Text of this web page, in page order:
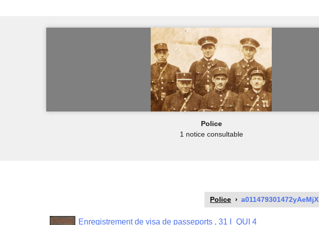
Police
1 notice consultable
Police a011479301472yAeMjX
Enregistrement de visa de passeports , 31 I_QUI 4